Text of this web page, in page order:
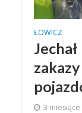
ŁOWICZ
3